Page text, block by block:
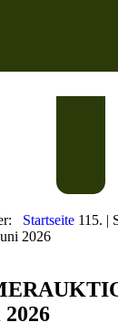
Startseite 115.
2026
2026